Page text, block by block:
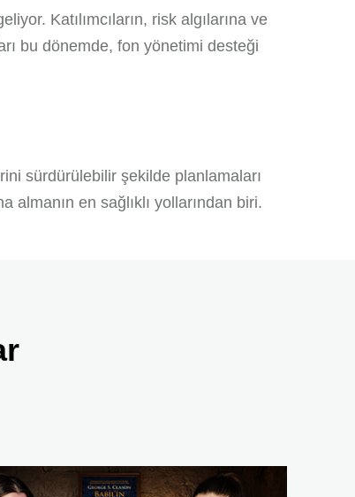
Katılımcıların, risk algılarına ve
bu dönemde, fon yönetimi desteği
sürdürülebilir şekilde planlamaları
en sağlıklı yollarından biri.